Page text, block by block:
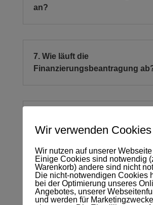
an?
7. Wie läuft die
Finanzierungsbeantragung
für das Darlehen hinterlegen?
9. Welche Sollzinsbindung soll
wählen?
Wir verwenden Cookies
Wir nutzen auf unserer
Einige Cookies sind notwendig
Warenkorb) andere sind nicht
Die nicht-notwendigen Cookies
bei der Optimierung unseres
Angebotes, unserer
und werden für Marketingzwecke